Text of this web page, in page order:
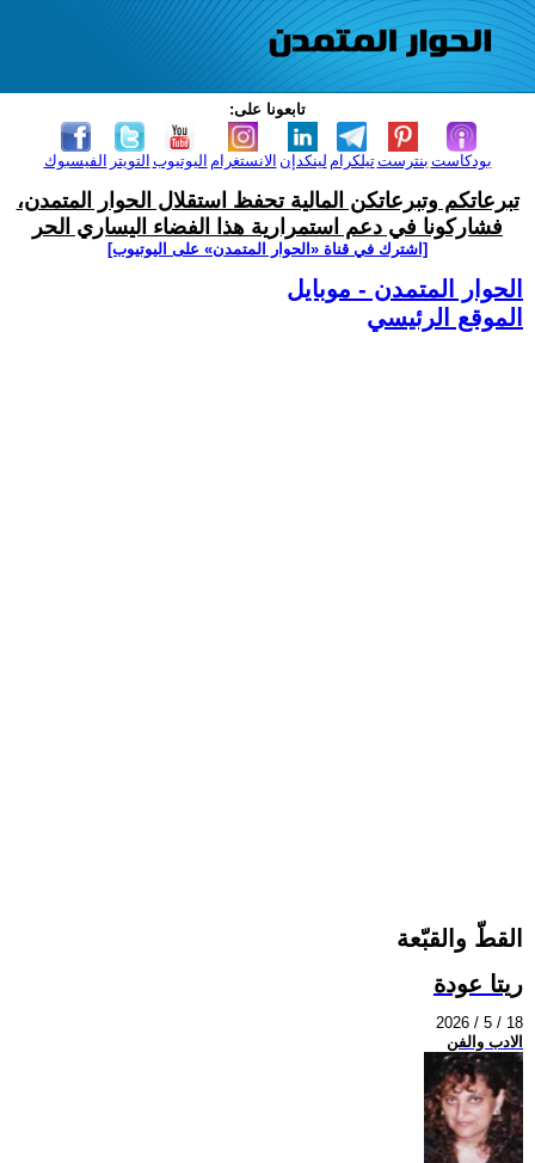
تابعونا على:
الفيسبوك التويتر اليوتيوب الانستغرام لينكدإن تيلكرامبنترست بودكاست
تبرعاتكم وتبرعاتكن المالية تحفظ استقلال الحوار المتمدن،
فشاركونا في دعم استمرارية هذا الفضاء اليساري الحر
[اشترك في قناة ‫«الحوار المتمدن» على اليوتيوب]
الحوار المتمدن - موبايل
الموقع الرئيسي
القطّ والقبّعة
ريتا عودة
2026 / 5 / 18
الادب والفن